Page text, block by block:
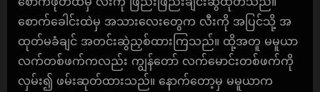
စောက်ခေါင်းထဲမှ အသားလေးတွေက လီးကို အပြင်သို့ အ
ထုတ်မခံချင် အတင်းဆွဲညှစ်ထားကြသည်။ ထို့အတူ မမူယာ
လက်တစ်ဖက်ကလည်း ကျွန်တော် လက်မောင်းတစ်ဖက်ကို
လှမ်း၍ ဖမ်းဆုတ်ထားသည်။ နောက်တော့မှ မမူယာက